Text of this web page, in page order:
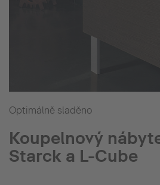
Optimálně sladěno
Koupelnový
Starck a L-Cube